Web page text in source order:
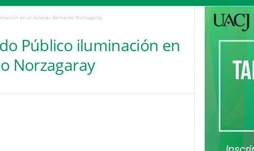
en el bulevar Bernardo Norzagaray
Público iluminación en
Norzagaray